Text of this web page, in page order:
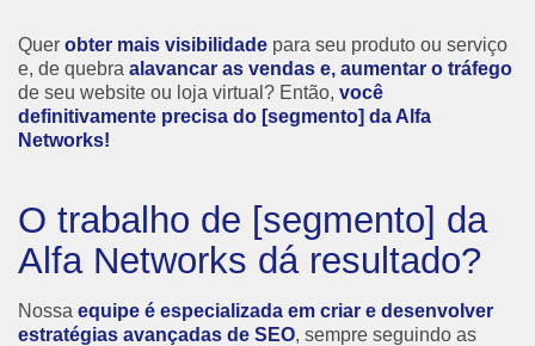
Quer obter mais visibilidade para seu produto ou serviço
e, de quebra alavancar as vendas e, aumentar o tráfego
de seu website ou loja virtual? Então, você
definitivamente precisa do [segmento] da Alfa
Networks!
O trabalho de [segmento] da
Alfa Networks dá resultado?
Nossa equipe é especializada em criar e desenvolver
estratégias avançadas de SEO, sempre seguindo as